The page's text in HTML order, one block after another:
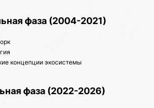
фаза (2004-2021)
концепции экосистемы
фаза (2022-2026)